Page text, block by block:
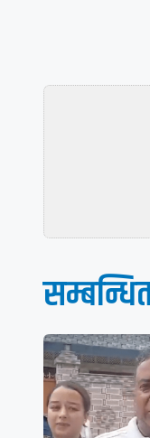
सम्बन्धित